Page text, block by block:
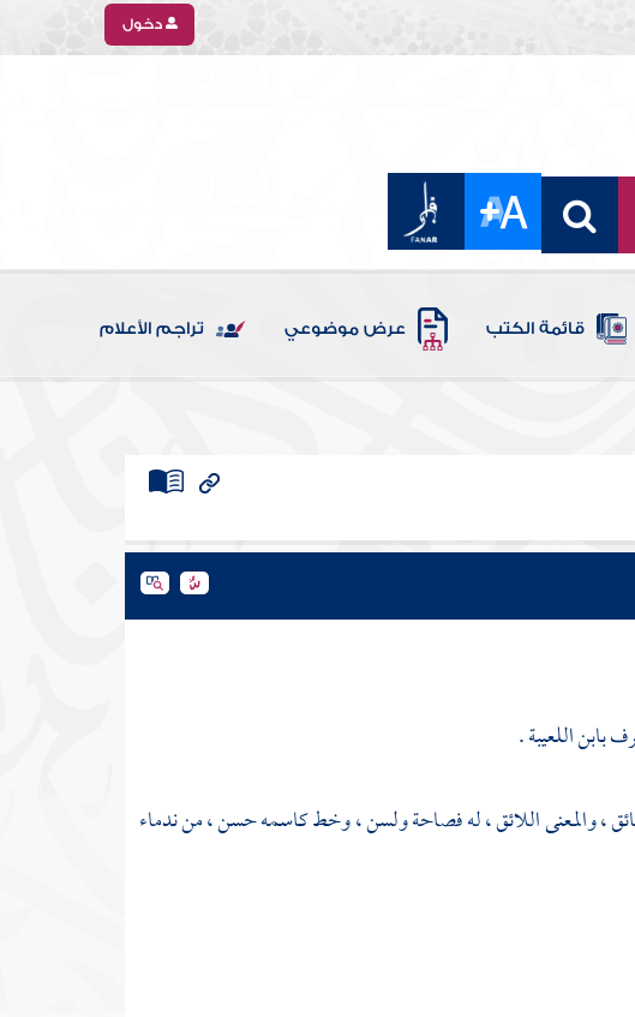
دخول
قائمة الكتب عرض موضوعي تراجم الأعلام
بابن اللعيبة .
، والمعنى اللائق ، له فصاحة ولسن ، وخط كاسمه حسن ، من ندماء